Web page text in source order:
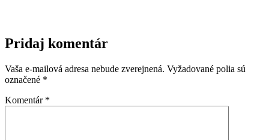
Pridaj komentár
Vaša e-mailová adresa nebude zverejnená. Vyžadované polia sú
označené *
Komentár *